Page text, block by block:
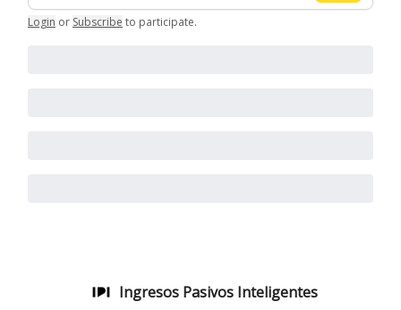
Login or Subscribe to participate.
Ingresos Pasivos Inteligentes